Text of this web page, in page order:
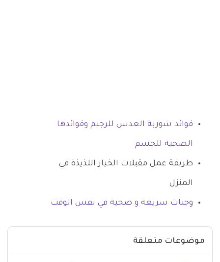
فوائد شوربة العدس للرجيم وفوائدها
الصحية للجسم
طريقة عمل مقبلات الخيار اللذيذة في
المنزل
وجبات سريعة و صحية في نفس الوقت
موضوعات متعلقة